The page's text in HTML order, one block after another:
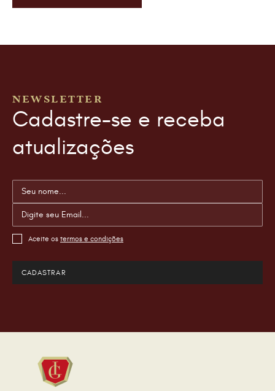
NEWSLETTER
Cadastre-se e receba
atualizações
Aceite os termos e condições